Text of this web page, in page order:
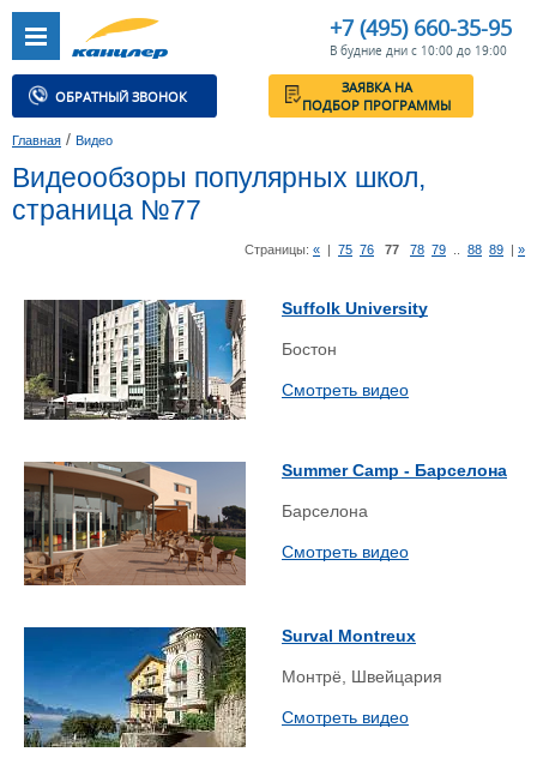
+7 (495) 660-35-95
В будние дни с 10:00 до 19:00
ОБРАТНЫЙ ЗВОНОК
ЗАЯВКА НА
ПОДБОР ПРОГРАММЫ
Главная / Видео
Видеообзоры популярных школ,
страница №77
Страницы: « | 75 76 77 78 79 88 89 | »
Suffolk University
Бостон
Смотреть видео
Summer Camp - Барселона
Барселона
Смотреть видео
Surval Montreux
Монтрё, Швейцария
Смотреть видео